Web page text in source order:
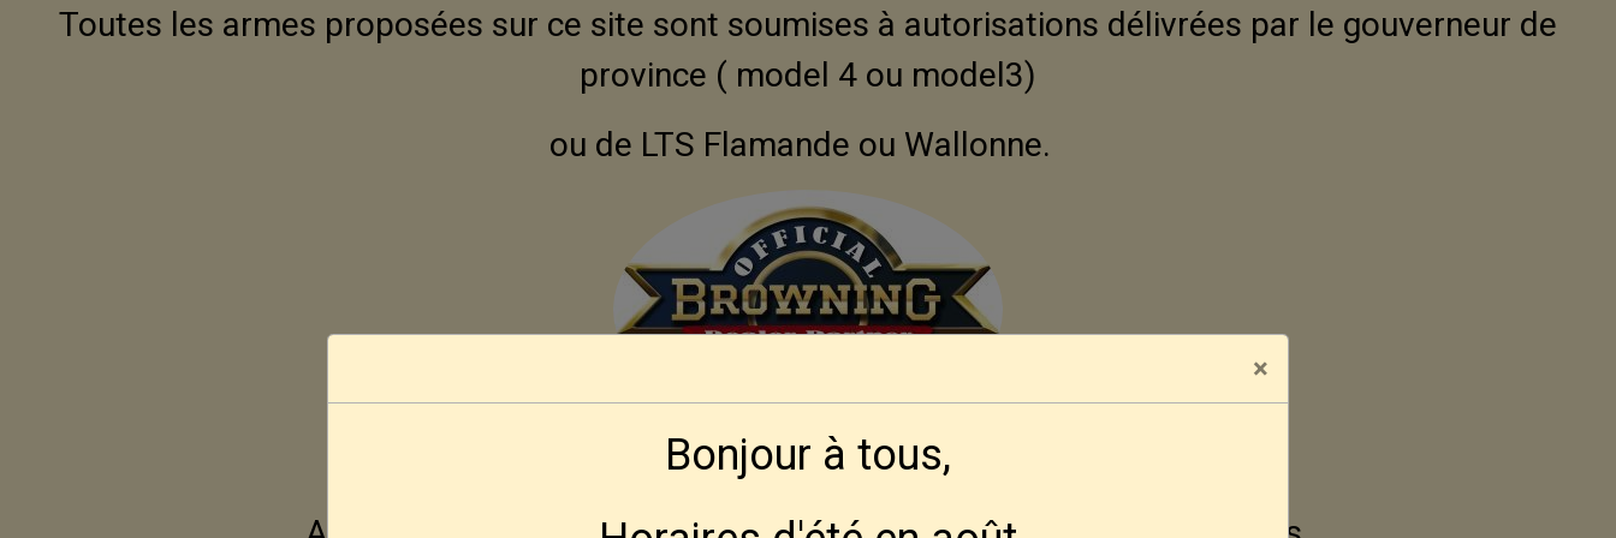
Toutes les armes proposées sur ce site sont soumises à autorisations délivrées par le gouverneur de
province ( model 4 ou model3)
ou de LTS Flamande ou Wallonne.
Modalités d'obtention pour nos amis Français
×
Bonjour à tous,